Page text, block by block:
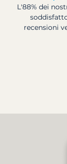
L'88% dei
recensioni